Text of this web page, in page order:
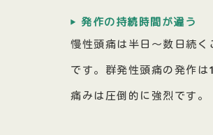
発作の持続時間が違う
慢性頭痛は半日〜数日続
です。群発性頭痛の発作は
痛みは圧倒的に強烈です。